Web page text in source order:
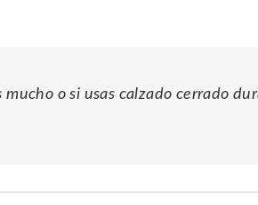
o si usas calzado cerrado